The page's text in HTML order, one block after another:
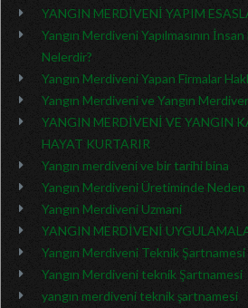
YANGIN MERDİVENİ YAPIM
Yangın Merdiveni Yapılmasının
Nelerdir?
Yangın Merdiveni Yapan Firmalar
Yangın Merdiveni ve Yangın
YANGIN MERDİVENİ VE YANGIN
HAYAT KURTARIR
Yangın merdiveni ve bir tarihi bina
Yangın Merdiveni Üretiminde Neden
Yangın Merdiveni Uzmani
YANGIN MERDİVENİ
Yangın Merdiveni Teknik Şartnamesi
Yangın Merdiveni teknik Şartnamesi
yangın merdiveni teknik şartnamesi